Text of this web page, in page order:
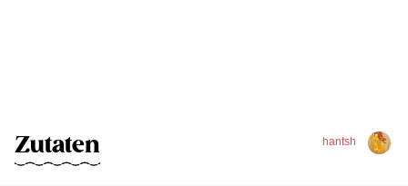
hantsh
Zutaten